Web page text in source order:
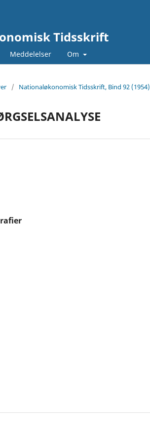
Tidsskrift
Meddelelser Om
/ Nationaløkonomisk Tidsskrift, Bind 92 (1954)